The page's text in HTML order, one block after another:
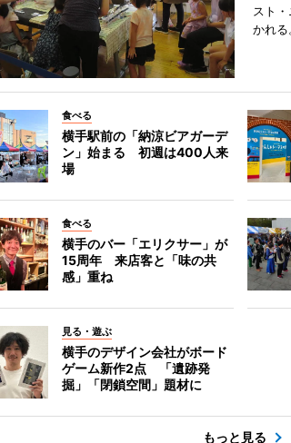
スト
かれる
食べる
横手駅前の「納涼ビアガーデ
ン」始まる 初週は400人来
場
食べる
横手のバー「エリクサー」が
15周年 来店客と「味の共
感」重ね
見る・遊ぶ
横手のデザイン会社がボード
ゲーム新作2点 「遺跡発
掘」「閉鎖空間」題材に
もっと見る